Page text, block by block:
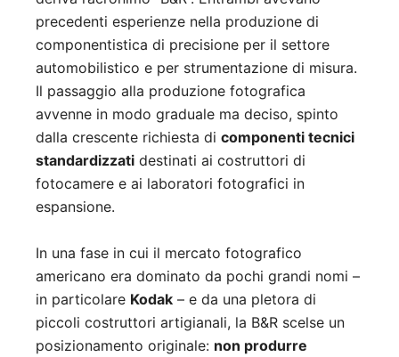
precedenti esperienze nella produzione di
componentistica di precisione per il settore
automobilistico e per strumentazione di misura.
Il passaggio alla produzione fotografica
avvenne in modo graduale ma deciso, spinto
dalla crescente richiesta di componenti tecnici
standardizzati destinati ai costruttori di
fotocamere e ai laboratori fotografici in
espansione.
In una fase in cui il mercato fotografico
americano era dominato da pochi grandi nomi –
in particolare Kodak – e da una pletora di
piccoli costruttori artigianali, la B&R scelse un
posizionamento originale: non produrre